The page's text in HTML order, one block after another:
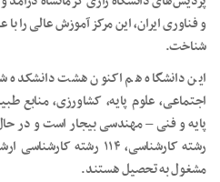
و فناوری ایران، این مرکز آموزش عالی را
شناخت.
این دانشگاه هم اکنون هشت دانشکده
اجتماعی، علوم پایه، کشاورزی، منابع
مشغول به تحصیل هستند.